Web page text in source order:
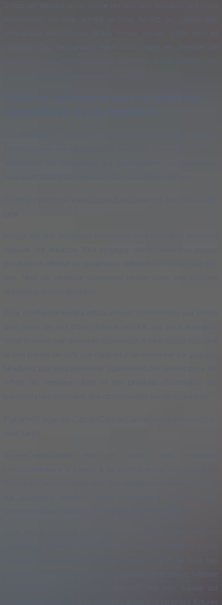
Créez un tableur pour suivre les prix des produits qui vous
intéressent sur une année entière. Notez les dates des
principales promotions (Black Friday, soldes d’été, etc.) et
observez les tendances. Vous serez ainsi en mesure de
analysera automatiquement l’historique de prix de tous ces
produits et vous alertera des baisses significatives. Utilisez
également la fonction de prédiction des prix, basée sur
l’analyse des tendances passées, pour anticiper les futures